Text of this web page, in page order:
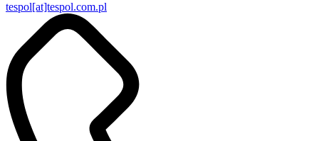
tespol[at]tespol.com.pl